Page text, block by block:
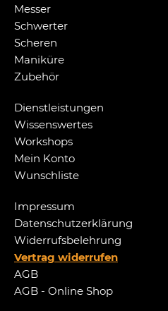
Messer
Schwerter
Scheren
Maniküre
Zubehör
Dienstleistungen
Wissenswertes
Workshops
Mein Konto
Wunschliste
Impressum
Datenschutzerklärung
Widerrufsbelehrung
Vertrag widerrufen
AGB
AGB - Online Shop